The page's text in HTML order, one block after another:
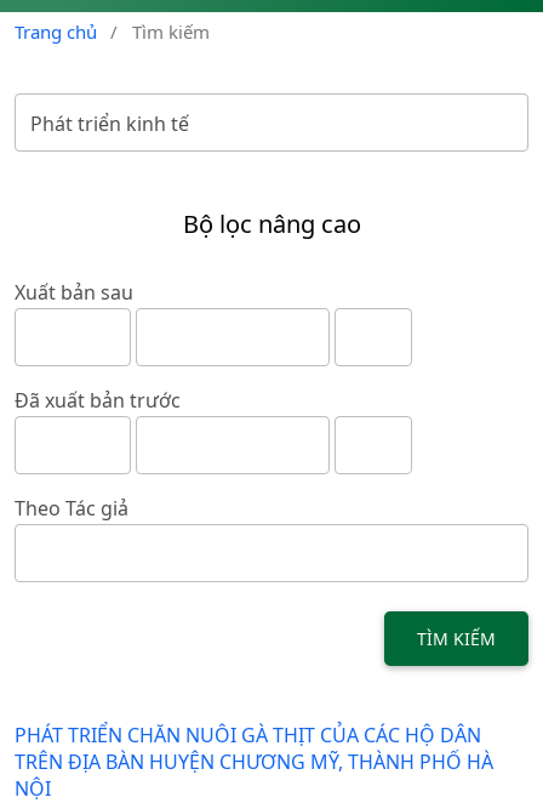
Trang chủ / Tìm kiếm
Bộ lọc nâng cao
Xuất bản sau
Đã xuất bản trước
Theo Tác giả
TÌM KIẾM
PHÁT TRIỂN CHĂN NUÔI GÀ THỊT CỦA CÁC HỘ DÂN
TRÊN ĐỊA BÀN HUYỆN CHƯƠNG MỸ, THÀNH PHỐ HÀ
NỘI